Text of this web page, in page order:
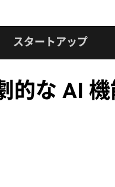
スタートアップ
的な AI